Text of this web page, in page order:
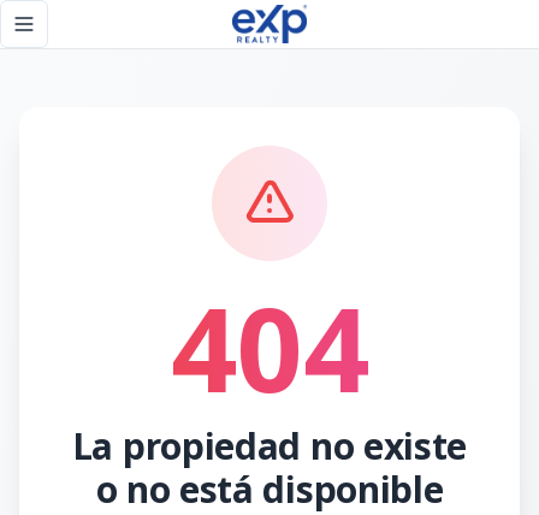
Toggle navigation menu
404
La propiedad no existe
o no está disponible
Página no encontrada - eXp Realty República Dominicana